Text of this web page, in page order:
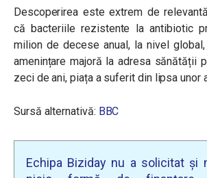
Descoperirea este extrem de
că bacteriile rezistente la antibiotic
milion de decese anual, la nivel
amenințare majoră la adresa sănătății
zeci de ani, piața a suferit din lipsa unor
Sursă alternativă: BBC
Echipa Biziday nu a solicitat și